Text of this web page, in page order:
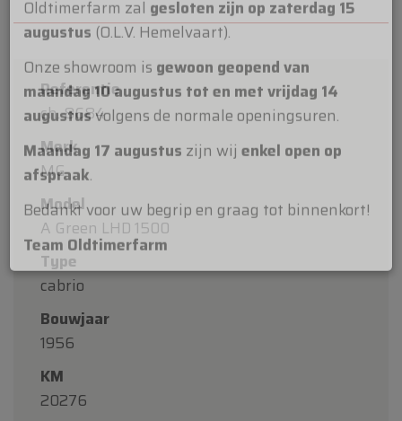
Referentie
ch. 8684
Merk
MG
Model
A Green LHD 1500
Type
cabrio
Bouwjaar
1956
KM
20276
Beste klanten,
Oldtimerfarm zalgesloten zijn op zaterdag 15
augustus(O.L.V. Hemelvaart).
Onze showroom isgewoon geopend van
maandag 10 augustus tot en met vrijdag 14
augustus
Maandag 17 augustuszijn wijenkel open op
afspraak.
Bedankt voor uw begrip en graag tot binnenkort!
Team Oldtimerfarm